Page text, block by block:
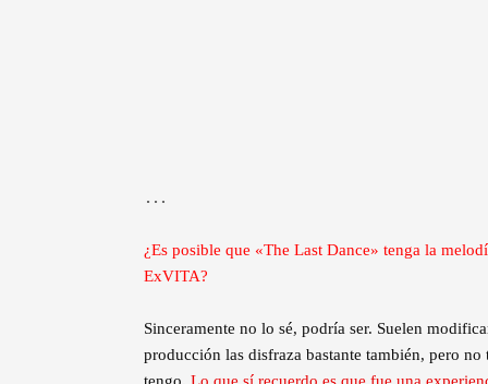
…
¿Es posible que «The Last Dance» tenga la
ExVITA?
Sinceramente no lo sé, podría ser. Suelen
producción las disfraza bastante también, pero